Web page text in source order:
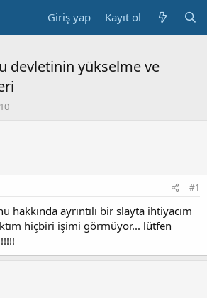
Giriş yap Kayıt ol
devletinin yükselme ve
#1
hakkında ayrıntılı bir slayta ihtiyacım
hiçbiri işimi görmüyor... lütfen